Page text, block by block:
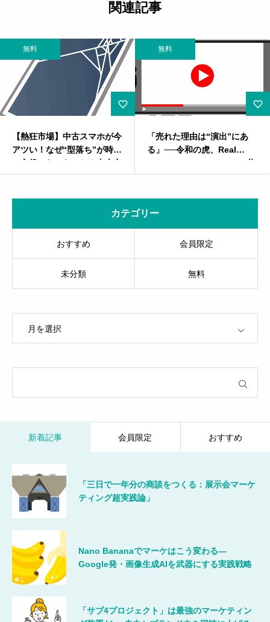
関連記事
ホが今
”が時代
中古市
る！
無料
「売れた理由は“演出”にあ
る」──令和の虎、Real
Value、BreakingDownの共
通成功要因をマーケティング
無人ビジネスのメ
メリット、マーケ
略から成功事例ま
ド
カテゴリー
おすすめ 会員限定
未分類 無料
新着記事 会員限定 おすすめ
「三日で一年分の商談をつくる：展示会マーケ
ティング超実践論」
Nano Bananaでマーケはこう変わる―
Google発・画像生成AIを武器にする実践戦略
「サブ4プロジェクト」は最強のマーケティン